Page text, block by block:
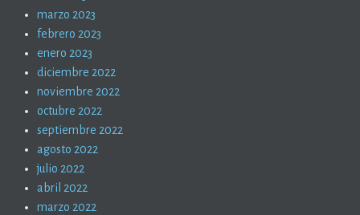
marzo 2023
febrero 2023
enero 2023
diciembre 2022
noviembre 2022
octubre 2022
septiembre 2022
agosto 2022
julio 2022
abril 2022
marzo 2022